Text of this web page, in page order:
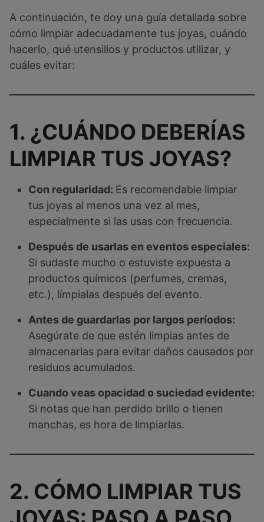
A continuación, te doy una guía detallada sobre
cómo limpiar adecuadamente tus joyas, cuándo
hacerlo, qué utensilios y productos utilizar, y
cuáles evitar:
1. ¿CUÁNDO DEBERÍAS
LIMPIAR TUS JOYAS?
Con regularidad: Es recomendable limpiar
tus joyas al menos una vez al mes,
especialmente si las usas con frecuencia.
Después de usarlas en eventos especiales:
Si sudaste mucho o estuviste expuesta a
productos químicos (perfumes, cremas,
etc.), límpialas después del evento.
Antes de guardarlas por largos períodos:
Asegúrate de que estén limpias antes de
almacenarlas para evitar daños causados por
residuos acumulados.
Cuando veas opacidad o suciedad evidente:
Si notas que han perdido brillo o tienen
manchas, es hora de limpiarlas.
2. CÓMO LIMPIAR TUS